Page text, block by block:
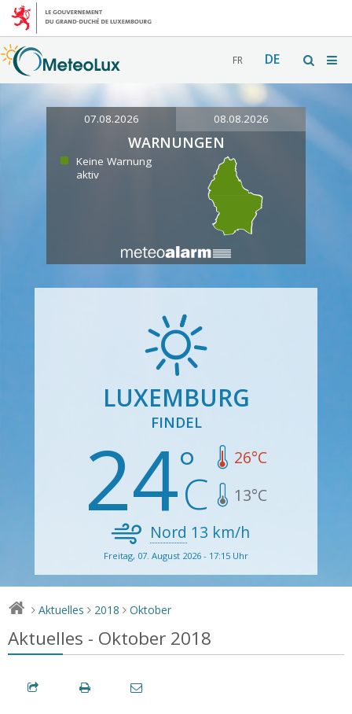
FR DE
07.08.2026 08.08.2026
WARNUNGEN
Keine Warnung
aktiv
LUXEMBURG
FINDEL
24 26°C
13°C
Nord 13 km/h
Freitag, 07. August 2026 - 17:15 Uhr
> Aktuelles > 2018 > Oktober
Aktuelles - Oktober 2018